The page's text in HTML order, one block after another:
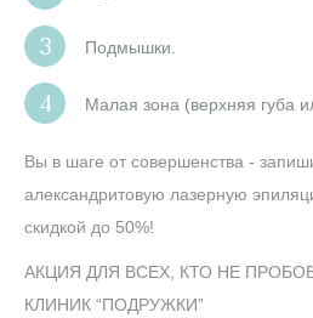
Подмышки.
Малая зона (верхняя губа
Вы в шаге от совершенства -
александритовую лазерную
скидкой до 50%!
АКЦИЯ ДЛЯ ВСЕХ, КТО НЕ
КЛИНИК “ПОДРУЖКИ”